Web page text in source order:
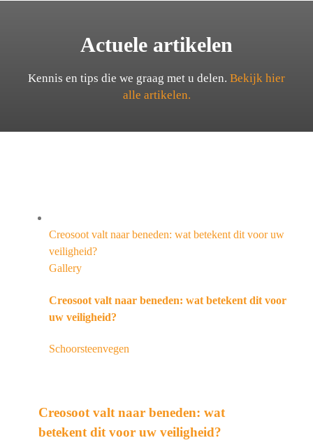
Actuele artikelen
Kennis en tips die we graag met u delen. Bekijk hier
alle artikelen.
Creosoot valt naar beneden: wat betekent dit voor uw
veiligheid?
Gallery
Creosoot valt naar beneden: wat betekent dit voor
uw veiligheid?
Schoorsteenvegen
Creosoot valt naar beneden: wat
betekent dit voor uw veiligheid?